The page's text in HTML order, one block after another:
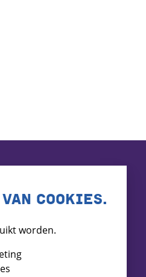
COOKIES.
worden.